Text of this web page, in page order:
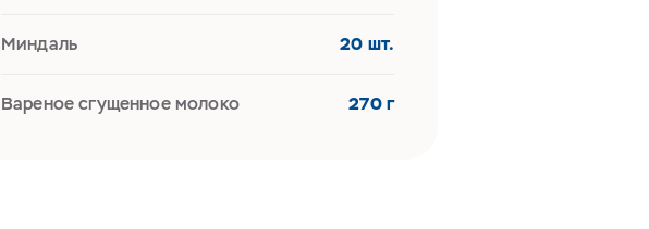
Миндаль 20 шт.
Вареное сгущенное молоко 270 г